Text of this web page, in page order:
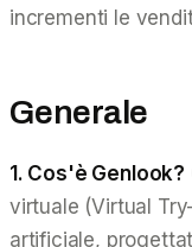
incrementi le
Generale
1. Cos'è Genlook?
virtuale (Virtual
artificiale,